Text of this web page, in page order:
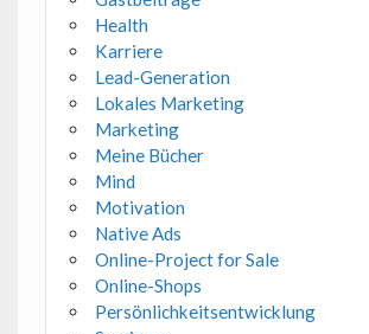
Health
Karriere
Lead-Generation
Lokales Marketing
Marketing
Meine Bücher
Mind
Motivation
Native Ads
Online-Project for Sale
Online-Shops
Persönlichkeitsentwicklung